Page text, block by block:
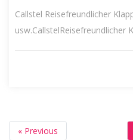
Callstel Reisefreundlicher
usw.CallstelReisefreundlicher
« Previous